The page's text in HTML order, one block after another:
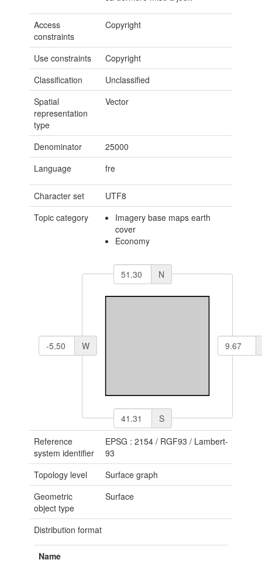
Access
constraints
Copyright
Use constraints
Copyright
Classification
Unclassified
Spatial
representation
type
Vector
Denominator
25000
Language
fre
Character set
UTF8
Topic category
Imagery base maps earth
cover
Economy
N
S
W
Reference
system identifier
EPSG : 2154 / RGF93 / Lambert-
93
Topology level
Surface graph
Geometric
object type
Surface
Distribution format
Name